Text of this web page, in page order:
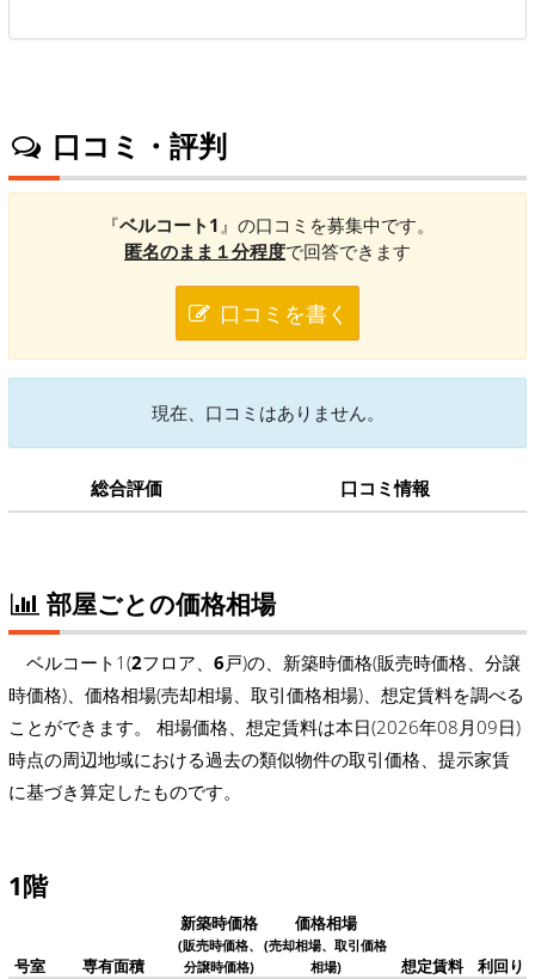
口コミ・評判
『ベルコート1 』の口コミを募集中です。
匿名のまま１分程度で回答できます
口コミを書く
現在、口コミはありません。
総合評価 口コミ情報
部屋ごとの価格相場
ベルコート1(2フロア、 6戸)の、新築時価格(販売時価格、分譲
時価格)、価格相場(売却相場、取引価格相場)、想定賃料を調べる
ことができます。 相場価格、想定賃料は本日(2026年08月09日)
時点の周辺地域における過去の類似物件の取引価格、提示家賃
に基づき算定したものです。
1階
号室 専有面積
新築時価格
(販売時価格、
分譲時価格)
価格相場
(売却相場、取引価格
相場)
想定賃料 利回り